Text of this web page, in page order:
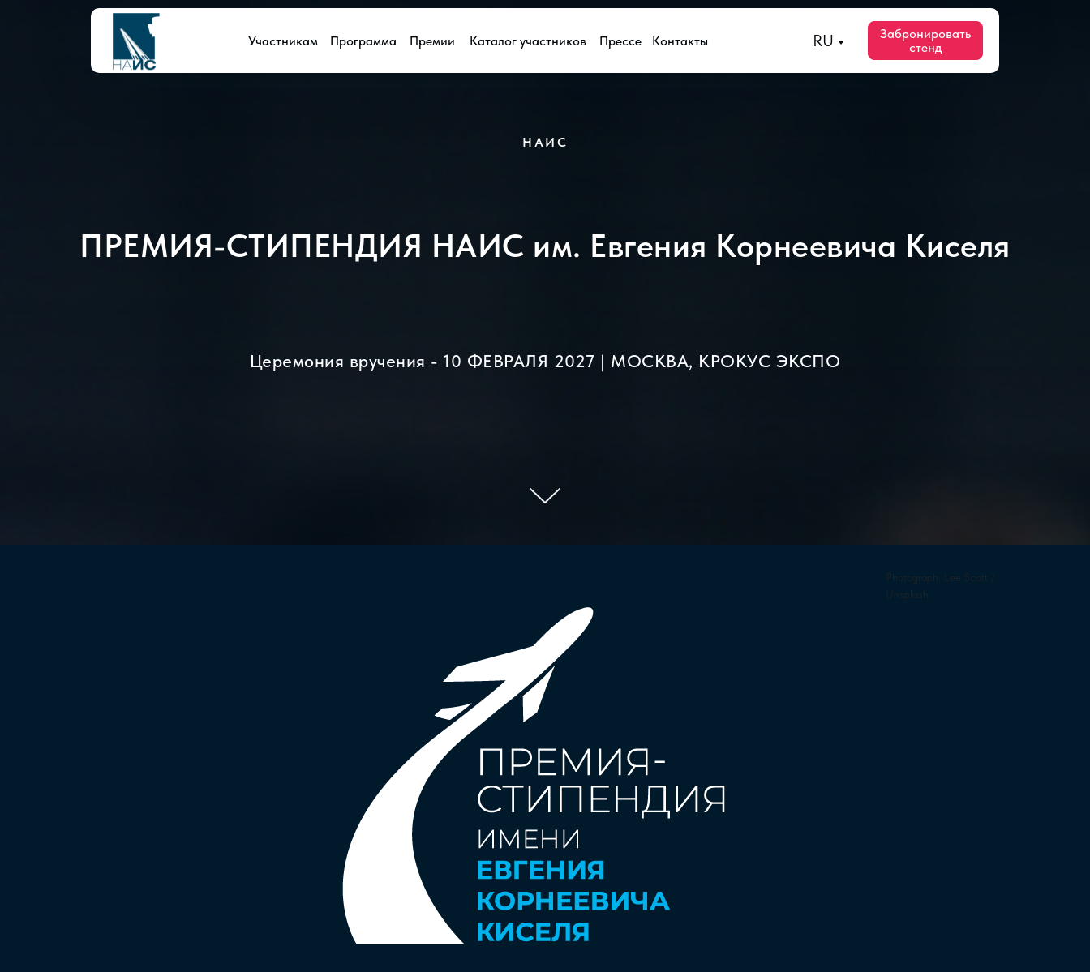
Забронировать
стенд
RU
Участникам Программа Премии Каталог участников Прессе Контакты
НАИС
ПРЕМИЯ-СТИПЕНДИЯ НАИС им. Евгения Корнеевича Киселя
Церемония вручения - 10 ФЕВРАЛЯ 2027 | МОСКВА, КРОКУС ЭКСПО
Photograph: Lee Scott /
Unsplash